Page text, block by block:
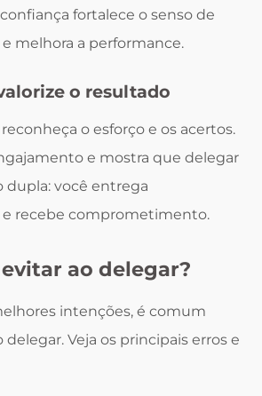
fortalece o senso de
melhora a performance.
o resultado
o esforço e os acertos.
e mostra que delegar
dupla: você entrega
e recebe comprometimento.
ao delegar?
intenções, é comum
Veja os principais erros e